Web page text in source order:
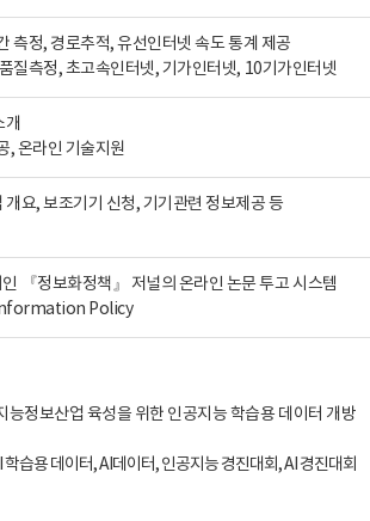
측정, 경로추적, 유선인터넷 속도 통계 제공
질측정, 초고속인터넷, 기가인터넷, 10기가인터넷
개
, 온라인 기술지원
요, 보조기기 신청, 기기관련 정보제공 등
『정보화정책』 저널의 온라인 논문 투고 시스템
Information Policy
능정보산업 육성을 위한 인공지능 학습용 데이터 개방
습용 데이터, AI데이터, 인공지능 경진대회, AI 경진대회